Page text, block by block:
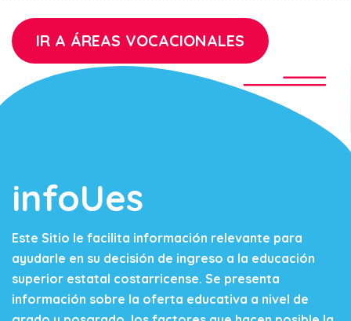
IR A ÁREAS VOCACIONALES
infoUes
Este Sitio le facilita información relevante para
ayudarle en su decisión de ingreso a la educación
superior estatal costarricense. Se presenta
información sobre la oferta educativa a nivel de